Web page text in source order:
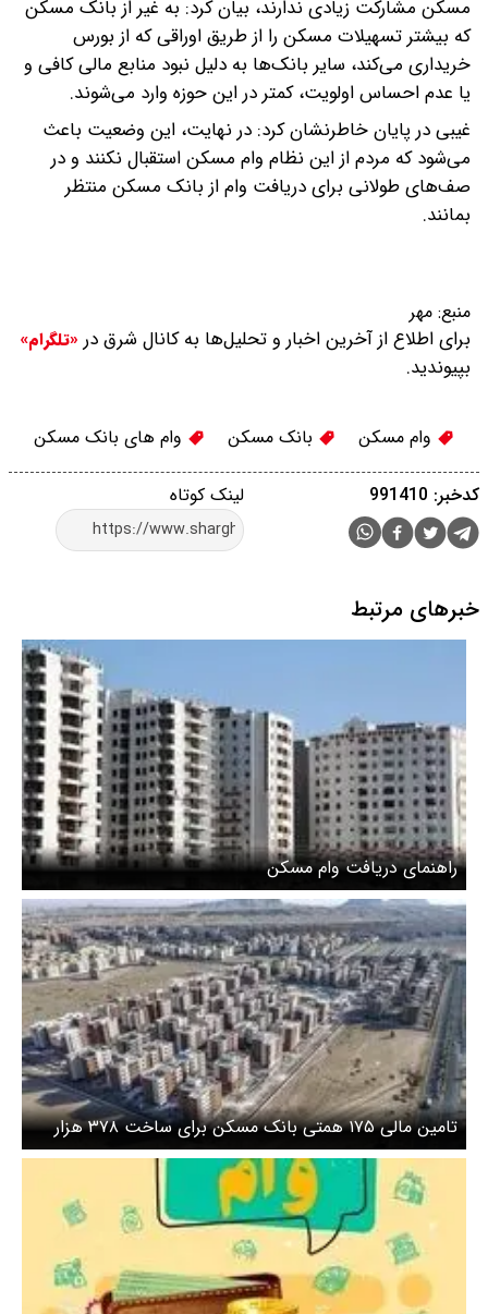
مسکن مشارکت زیادی ندارند، بیان کرد: به غیر از بانک مسکن
که بیشتر تسهیلات مسکن را از طریق اوراقی که از بورس
خریداری می‌کند، سایر بانک‌ها به دلیل نبود منابع مالی کافی و
یا عدم احساس اولویت، کمتر در این حوزه وارد می‌شوند.
غیبی در پایان خاطرنشان کرد: در نهایت، این وضعیت باعث
می‌شود که مردم از این نظام وام مسکن استقبال نکنند و در
صف‌های طولانی برای دریافت وام از بانک مسکن منتظر
بمانند.
منبع: مهر
برای اطلاع از آخرین اخبار و تحلیل‌ها به کانال شرق در «تلگرام»
بپیوندید.
وام مسکن بانک مسکن وام های بانک مسکن
لینک کوتاه کدخبر: 991410
خبرهای مرتبط
راهنمای دریافت وام مسکن
تامین مالی ۱۷۵ همتی بانک مسکن برای ساخت ۳۷۸ هزار
واحد مسکونی نهضت ملی